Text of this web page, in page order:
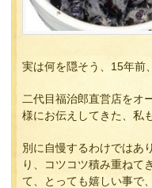
実は何を隠そう、15年前、
二代目福治郎直営店をオ
様にお伝えしてきた、私
別に自慢するわけではあ
り、コツコツ積み重ねて
て、とっても嬉しい事で